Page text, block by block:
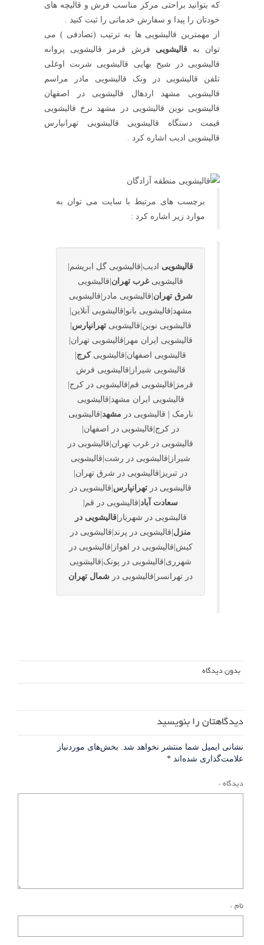
که بتوانید براحتی مرکز مناسب فرش و قالیچه های
خودتان را پیدا و سفارش خدماتی را ثبت کنید .
از مهمترین قالیشویی ها به ترتیب (تصادفی ) می
توان بهقالیشویی فرش قرمز قالیشویی پروانه
قالیشویی در شیخ بهایی قالیشویی شربت اوغلی
تلفن قالیشویی در ونک قالیشویی مادر مراسم
قالیشویی مشهد اردهال قالیشویی در اصفهان
قالیشویی نوین قالیشویی در مشهد نرخ قالیشویی
قیمت دستگاه قالیشویی قالیشویی تهرانپارس
قالیشویی ادیب اشاره کرد .
برچسب های مرتبط با سایت می توان به
موارد زیر اشاره کرد :
قالیشویی ادیب|قالیشویی گل ابریشم|
قالیشوییغرب تهران|قالیشویی
شرق تهران|قالیشویی مادر|قالیشویی
مشهد|قالیشویی بانو|قالیشویی آنلاین|
قالیشویی نوین|قالیشوییتهرانپارس|
قالیشویی ایران مهر|قالیشویی تهران|
قالیشویی اصفهان|قالیشوییکرج|
قالیشویی شیراز|قالیشویی فرش
قرمز|قالیشویی قم|قالیشویی در کرج|
قالیشویی ایران مشهد|قالیشویی
نارمک | قالیشویی در مشهد|قالیشویی
در کرج|قالیشویی در اصفهان|
قالیشویی در غرب تهران|قالیشویی در
شیراز|قالیشویی در رشت|قالیشویی
در تبریز|قالیشویی در شرق تهران|
قالیشویی در تهرانپارس|قالیشویی در
سعادت آباد|قالیشویی در قم|
قالیشویی در شهریار|قالیشویی در
منزل|قالیشویی در پرند|قالیشویی در
کیش|قالیشویی در اهواز|قالیشویی در
شهرری|قالیشویی در پونک|قالیشویی
در تهرانسر|قالیشویی در شمال تهران
بدون دیدگاه
دیدگاهتان را بنویسید
نشانی ایمیل شما منتشر نخواهد شد.
بخش‌های موردنیاز
علامت‌گذاری شده‌اند *
دیدگاه *
نام *